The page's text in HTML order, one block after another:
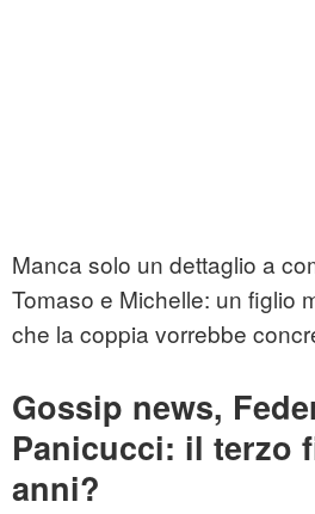
Manca solo un dettaglio a
Tomaso e Michelle: un figlio
che la coppia vorrebbe
Gossip news,
Panicucci: il terzo
anni?